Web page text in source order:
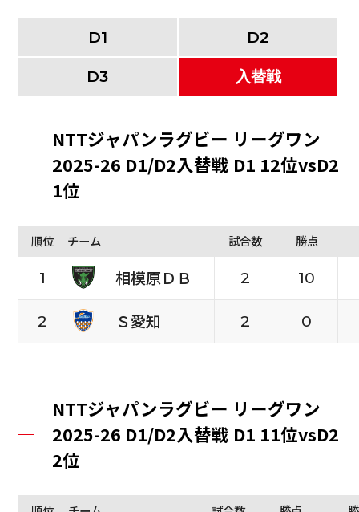
D1 D2
D3 入替戦
NTTジャパンラグビー リーグワン
2025-26 D1/D2入替戦 D1 12位vsD2
1位
順位 チーム 試合数 勝点
1 相模原ＤＢ 2 10
2 Ｓ愛知 2 0
NTTジャパンラグビー リーグワン
2025-26 D1/D2入替戦 D1 11位vsD2
2位